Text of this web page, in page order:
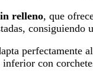
relleno, que
consiguiendo
con